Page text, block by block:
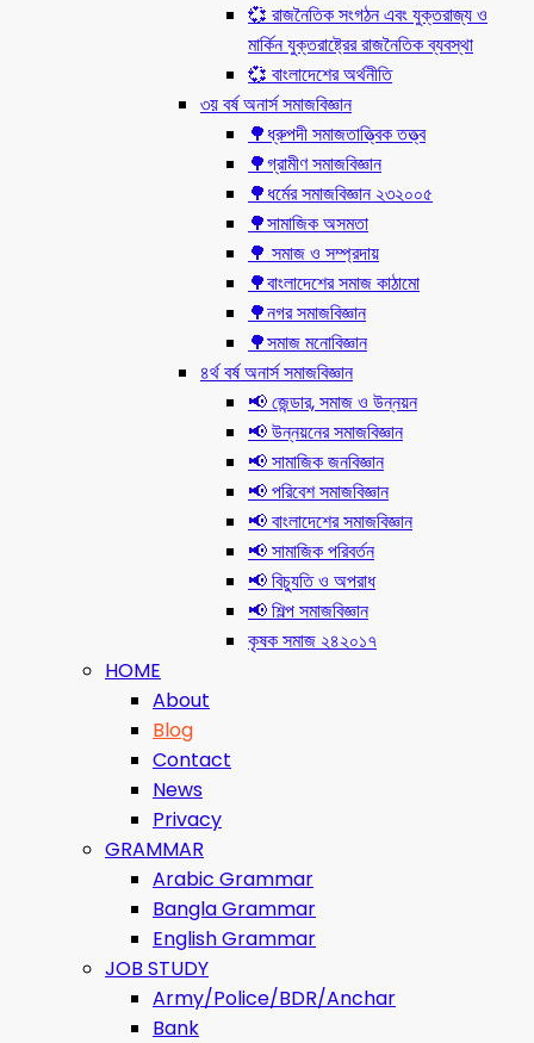
💞 রাজনৈতিক সংগঠন এবং যুক্তরাজ্য ও
মার্কিন যুক্তরাষ্ট্রের রাজনৈতিক ব্যবস্থা
💞 বাংলাদেশের অর্থনীতি
৩য় বর্ষ অনার্স সমাজবিজ্ঞান
🌳ধ্রুপদী সমাজতাত্ত্বিক তত্ত্ব
🌳গ্রামীণ সমাজবিজ্ঞান
🌳ধর্মের সমাজবিজ্ঞান ২৩২০০৫
🌳সামাজিক অসমতা
🌳 সমাজ ও সম্প্রদায়
🌳বাংলাদেশের সমাজ কাঠামো
🌳নগর সমাজবিজ্ঞান
🌳সমাজ মনোবিজ্ঞান
৪র্থ বর্ষ অনার্স সমাজবিজ্ঞান
📢 জেন্ডার, সমাজ ও উন্নয়ন
📢 উন্নয়নের সমাজবিজ্ঞান
📢 সামাজিক জনবিজ্ঞান
📢 পরিবেশ সমাজবিজ্ঞান
📢 বাংলাদেশের সমাজবিজ্ঞান
📢 সামাজিক পরিবর্তন
📢 বিচ্যুতি ও অপরাধ
📢 শিল্প সমাজবিজ্ঞান
কৃষক সমাজ ২৪২০১৭
HOME
About
Blog
Contact
News
Privacy
GRAMMAR
Arabic Grammar
Bangla Grammar
English Grammar
JOB STUDY
Army/Police/BDR/Anchar
Bank